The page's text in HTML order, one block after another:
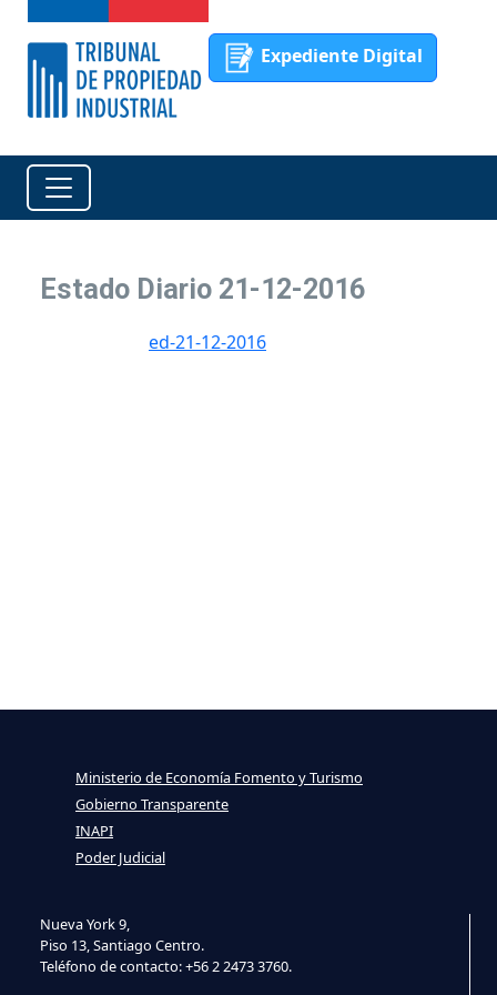
Expediente Digital
Estado Diario 21-12-2016
ed-21-12-2016
Nueva York 9,
Piso 13, Santiago Centro.
Teléfono de contacto: +56 2 2473 3760.
Ministerio de Economía Fomento y Turismo
Gobierno Transparente
INAPI
Poder Judicial